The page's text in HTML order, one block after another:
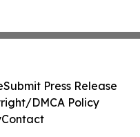
Submit Press Release
DMCA Policy
Contact